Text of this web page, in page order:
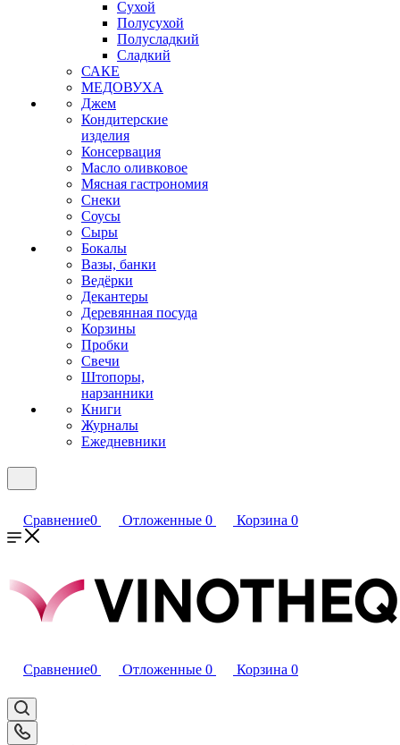
Сухой
Полусухой
Полусладкий
Сладкий
САКЕ
МЕДОВУХА
Джем
Кондитерские
изделия
Консервация
Масло оливковое
Мясная гастрономия
Снеки
Соусы
Сыры
Бокалы
Вазы, банки
Ведёрки
Декантеры
Деревянная посуда
Корзины
Пробки
Свечи
Штопоры,
нарзанники
Книги
Журналы
Ежедневники
Сравнение0 Отложенные 0 Корзина 0
Сравнение0 Отложенные 0 Корзина 0